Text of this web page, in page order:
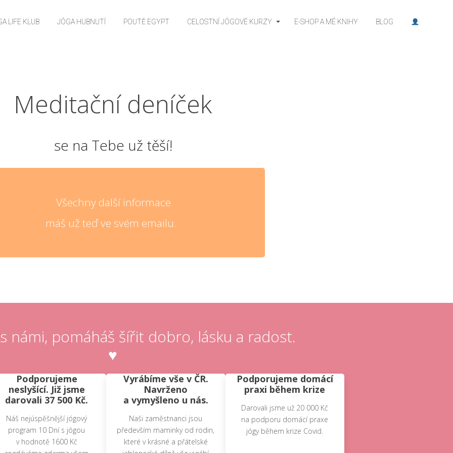
LIFE KLUB JÓGA HUBNUTÍ POUTĚ EGYPT CELOSTNÍ JÓGOVÉ KURZY E-SHOP A MÉ KNIHY BLOG
Meditační deníček
se na Tebe už těší!
Všechny další informace
máš už teď ve svém emailu.
námi, pomáháš šířit dobro, lásku a radost.
♥
Podporujeme
neslyšící. Již jsme
darovali 37 500 Kč.
Náš nejúspěšnější jógový
program 10 Dní s jógou
v hodnotě 1600 Kč
Vyrábíme vše v ČR.
Navrženo
a vymyšleno u nás.
Naši zaměstnanci jsou
především maminky od rodin,
které v krásné a přátelské
Podporujeme domácí
praxi během krize
Darovali jsme už 20 000 Kč
na podporu domácí praxe
jógy během krize Covid.